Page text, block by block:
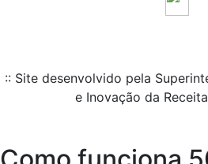
:: Site desenvolvido pela
e Inovação da